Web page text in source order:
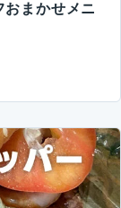
おまかせメニ